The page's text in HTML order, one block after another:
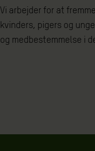
Vi arbejder for at
kvinders, pigers og
og medbestemmelse i